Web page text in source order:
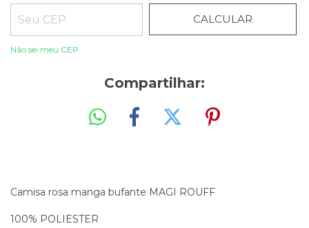
CALCULAR
Não sei meu CEP
Compartilhar:
Camisa rosa manga bufante MAGI ROUFF
100% POLIESTER